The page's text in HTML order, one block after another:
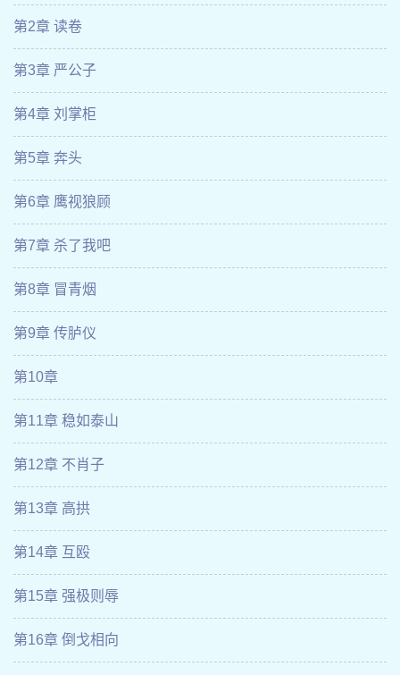
第2章 读卷
第3章 严公子
第4章 刘掌柜
第5章 奔头
第6章 鹰视狼顾
第7章 杀了我吧
第8章 冒青烟
第9章 传胪仪
第10章
第11章 稳如泰山
第12章 不肖子
第13章 高拱
第14章 互殴
第15章 强极则辱
第16章 倒戈相向